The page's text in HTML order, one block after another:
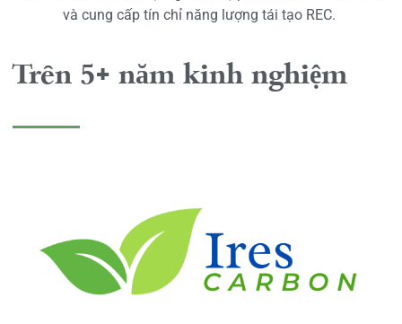
và cung cấp tín chỉ năng lượng tái tạo REC.
Trên 5+ năm kinh nghiệm